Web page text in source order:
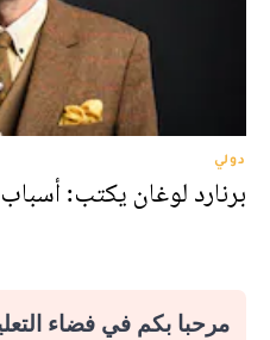
دولي
برنارد لوغان يكتب: أسباب
مرحبا بكم في فضاء